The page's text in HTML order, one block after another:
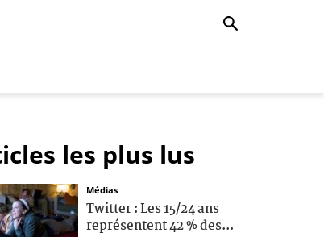
les plus lus
Médias
Twitter : Les 15/24 ans
représentent 42 % des...